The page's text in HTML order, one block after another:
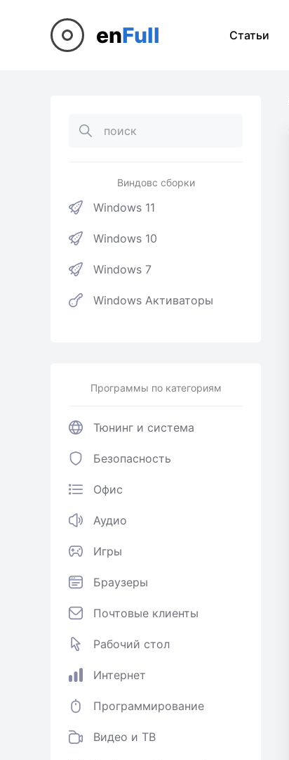
enFull Статьи
Виндовс сборки
Windows 11
Windows 10
Windows 7
Windows Активаторы
Программы по категориям
Тюнинг и система
Безопасность
Офис
Аудио
Игры
Браузеры
Почтовые клиенты
Рабочий стол
Интернет
Программирование
Видео и ТВ